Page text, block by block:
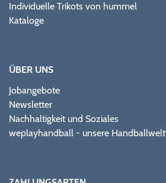
Individuelle Trikots von hummel
Kataloge
ÜBER UNS
Jobangebote
Newsletter
Nachhaltigkeit und Soziales
weplayhandball - unsere Handballwelt